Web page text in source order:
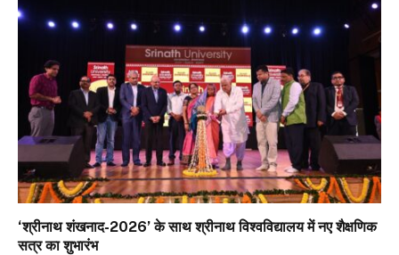
‘श्रीनाथ शंखनाद-2026’ के साथ श्रीनाथ विश्वविद्यालय में नए शैक्षणिक
सत्र का शुभारंभ